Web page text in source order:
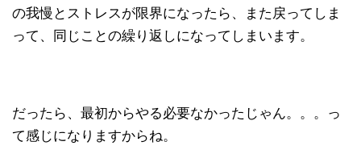
の我慢とストレスが限界になったら、また戻ってしま
って、同じことの繰り返しになってしまいます。
だったら、最初からやる必要なかったじゃん。。。っ
て感じになりますからね。